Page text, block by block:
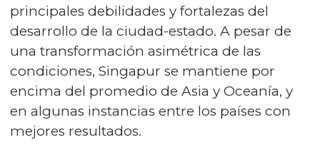
principales debilidades y fortalezas del
desarrollo de la ciudad-estado. A pesar de
una transformación asimétrica de las
condiciones, Singapur se mantiene por
encima del promedio de Asia y Oceanía, y
en algunas instancias entre los países con
mejores resultados.